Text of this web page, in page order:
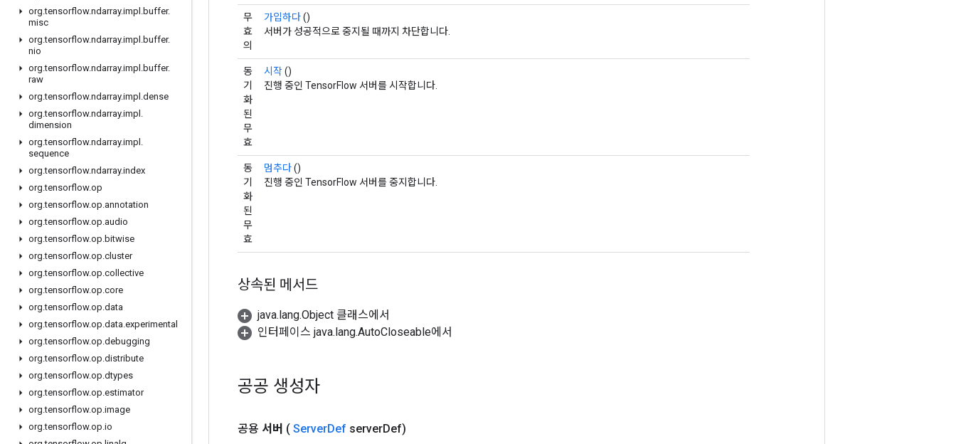
org.tensorflow.ndarray.impl .buffer.
misc
org.tensorflow.ndarray.impl .buffer.
nio
org.tensorflow.ndarray.impl .buffer.
raw
org.tensorflow.ndarray.impl .dense
org.tensorflow.ndarray.impl .
dimension
org.tensorflow.ndarray.impl .
sequence
org.tensorflow.ndarray.index
org.tensorflow.op
org.tensorflow.op.annotation
org.tensorflow.op.audio
org.tensorflow.op.bitwise
org.tensorflow.op.cluster
org.tensorflow.op.collective
org.tensorflow.op.core
org.tensorflow.op.data
org.tensorflow.op.data.experimental
org.tensorflow.op.debugging
org.tensorflow.op.distribute
org.tensorflow.op.dtypes
org.tensorflow.op.estimator
org.tensorflow.op.image
org.tensorflow.op.io
무
효
의
가입하다()
서버가 성공적으로 중지될 때까지 차단합니다.
동
기
화
된
무
효
시작 ()
진행 중인 TensorFlow 서버를 시작합니다.
동
기
화
된
무
효
멈추다()
진행 중인 TensorFlow 서버를 중지합니다.
상속된 메서드
java.lang.Object 클래스에서
인터페이스 java.lang.AutoCloseable에서
공공 생성자
공용 서버 ( ServerDef serverDef)